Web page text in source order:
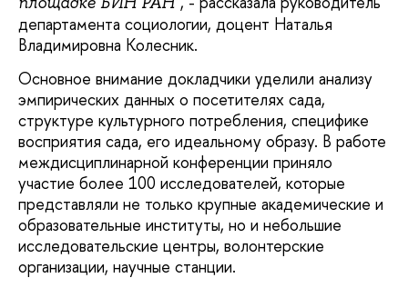
департамента социологии, доцент Наталья
Владимировна Колесник.
Основное внимание докладчики уделили анализу
эмпирических данных о посетителях сада,
структуре культурного потребления, специфике
восприятия сада, его идеальному образу. В работе
междисциплинарной конференции приняло
участие более 100 исследователей, которые
представляли не только крупные академические и
образовательные институты, но и небольшие
исследовательские центры, волонтерские
организации, научные станции.